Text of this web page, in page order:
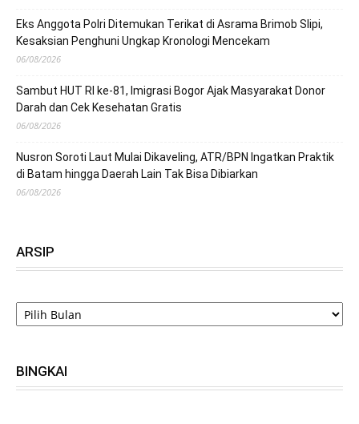
Eks Anggota Polri Ditemukan Terikat di Asrama Brimob Slipi,
Kesaksian Penghuni Ungkap Kronologi Mencekam
06/08/2026
Sambut HUT RI ke-81, Imigrasi Bogor Ajak Masyarakat Donor
Darah dan Cek Kesehatan Gratis
06/08/2026
Nusron Soroti Laut Mulai Dikaveling, ATR/BPN Ingatkan Praktik
di Batam hingga Daerah Lain Tak Bisa Dibiarkan
06/08/2026
ARSIP
ARSIP
BINGKAI